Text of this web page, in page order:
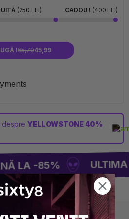
(250 LEI) CADOU ! (400 LEI)
I65,7045,99
despre YELLOWSTONE 40%
LA -85% ULTIMA